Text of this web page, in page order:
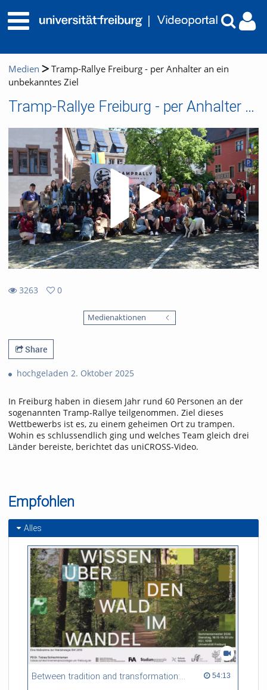
Medien
Tramp-Rallye Freiburg - per Anhalter an ein
unbekanntes Ziel
Tramp-Rallye Freiburg - per Anhalter an ein unbekanntes Ziel
3263
0
Medienaktionen
Share
hochgeladen 2. Oktober 2025
In Freiburg haben in diesem Jahr rund 60 Personen an der
sogenannten Tramp-Rallye teilgenommen. Ziel dieses
Wettbewerbs ist es, zu einem geheimen Ort zu trampen.
Wohin es schlussendlich ging und welches Team gleich drei
Länder bereiste, berichtet das uniCROSS-Video.
Empfohlen
Alles
Between tradition and transformation: how owners, advisers and institutions co-create knowledge for resilient forests in Europe 54:13
54:13 duration